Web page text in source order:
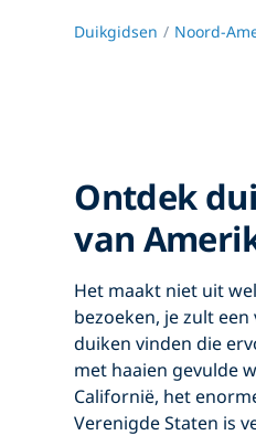
Duikgidsen Noord-
Ontdek
van
Het maakt niet uit
bezoeken, je zult
duiken vinden die
met haaien gevulde
Californië, het
Verenigde Staten is